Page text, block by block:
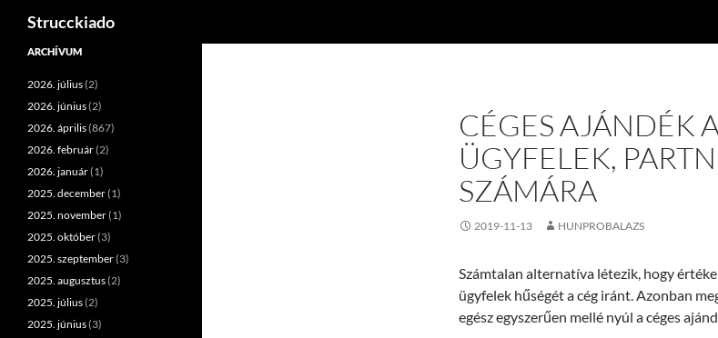
Tartalomhoz
Strucckiado
CÉGES AJÁNDÉK
ÜGYFELEK,
SZÁMÁRA
2019-11-13 HUNPROBALAZS
Számtalan alternatíva létezik, hogy
ügyfelek hűségét a cég iránt. Azonban
egész egyszerűen mellé nyúl a céges
ARCHÍVUM
2026. július(2)
2026. június(2)
2026. április(867)
2026. február(2)
2026. január(1)
2025. december(1)
2025. november(1)
2025. október(3)
2025. szeptember(3)
2025. augusztus(2)
2025. július(2)
2025. június(3)